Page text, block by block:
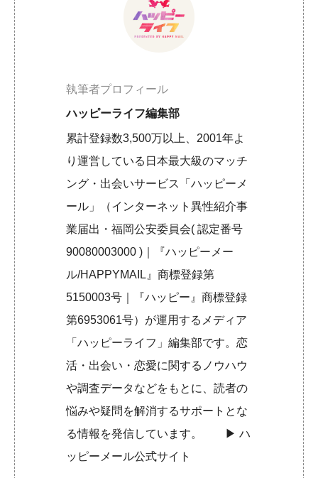
執筆者プロフィール
ハッピーライフ編集部
累計登録数3,500万以上、2001年よ
り運営している日本最大級のマッチ
ング・出会いサービス「ハッピーメ
ール」（インターネット異性紹介事
業届出・福岡公安委員会( 認定番号
90080003000 )｜『ハッピーメー
ル/HAPPYMAIL』商標登録第
5150003号｜『ハッピー』商標登録
第6953061号）が運用するメディア
「ハッピーライフ」編集部です。恋
活・出会い・恋愛に関するノウハウ
や調査データなどをもとに、読者の
悩みや疑問を解消するサポートとな
る情報を発信しています。 ▶︎ハ
ッピーメール公式サイト